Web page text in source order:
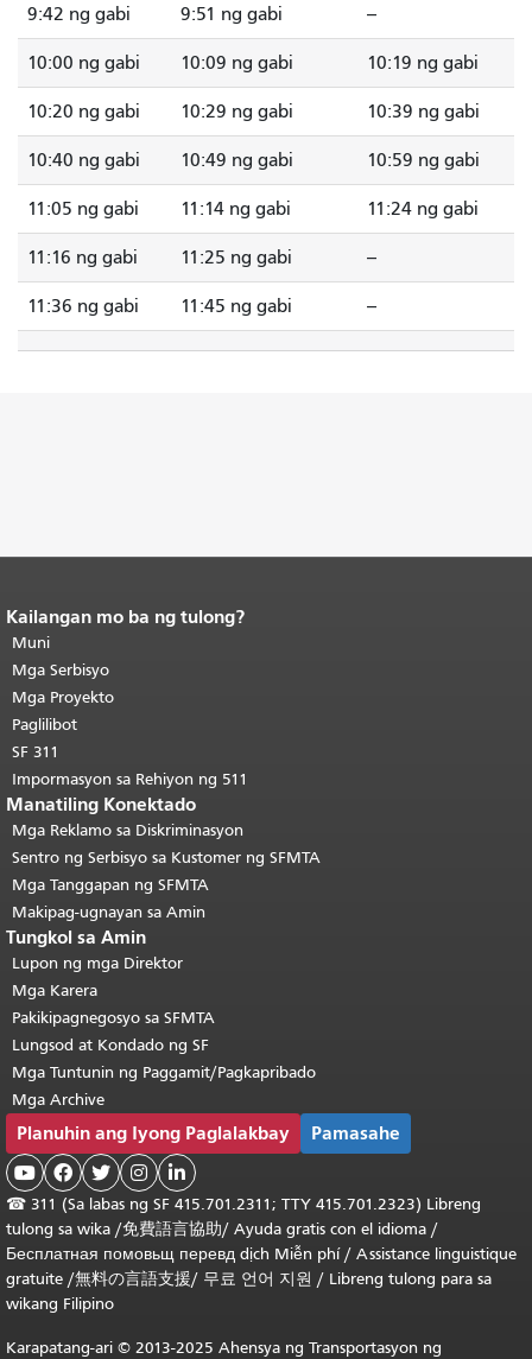
9:42 ng gabi 9:51 ng gabi --
10:00 ng gabi 10:09 ng gabi 10:19 ng gabi
10:20 ng gabi 10:29 ng gabi 10:39 ng gabi
10:40 ng gabi 10:49 ng gabi 10:59 ng gabi
11:05 ng gabi 11:14 ng gabi 11:24 ng gabi
11:16 ng gabi 11:25 ng gabi --
11:36 ng gabi 11:45 ng gabi --
Katapusan ng nilalaman ng
pahina.
pahinang ito ay nauulit sa bawat
pahina.Bumalik sa tuktok ng
pangunahing nilalaman
Kailangan mo ba ng tulong?
Muni
Mga Serbisyo
Mga Proyekto
Paglilibot
SF 311
Impormasyon sa Rehiyon ng 511
Manatiling Konektado
Mga Reklamo sa Diskriminasyon
Sentro ng Serbisyo sa Kustomer ng SFMTA
Mga Tanggapan ng SFMTA
Makipag-ugnayan sa Amin
Tungkol sa Amin
Lupon ng mga Direktor
Mga Karera
Pakikipagnegosyo sa SFMTA
Lungsod at Kondado ng SF
Mga Tuntunin ng Paggamit/Pagkapribado
Mga Archive
Planuhin ang Iyong Paglalakbay Pamasahe
    
☎ 311 (Sa labas ng SF 415.701.2311; TTY 415.701.2323) Libreng
tulong sa wika /免費語言協助/ Ayuda gratis con el idioma /
Бесплатная помовьщ перевд dịch Miễn phí/ Assistance linguistique
gratuite /無料の言語支援/ 무료 언어 지원 / Libreng tulong para sa
wikang Filipino
Karapatang-ari © 2013-2025 Ahensya ng Transportasyon ng